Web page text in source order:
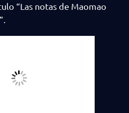
“Las notas de Maomao